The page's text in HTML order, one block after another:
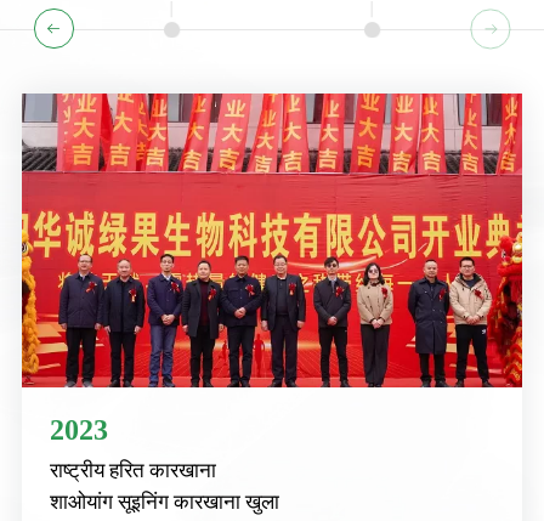
2023
राष्ट्रीय हरित कारखाना
शाओयांग सूइनिंग कारखाना खुला